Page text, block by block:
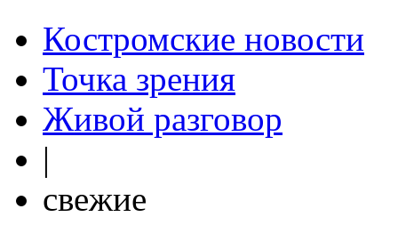
Костромские новости
Точка зрения
Живой разговор
|
свежие